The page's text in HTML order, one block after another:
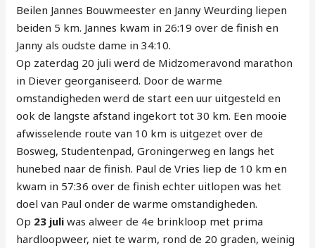
Beilen Jannes Bouwmeester en Janny Weurding liepen
beiden 5 km. Jannes kwam in 26:19 over de finish en
Janny als oudste dame in 34:10.
Op zaterdag 20 juli werd de Midzomeravond marathon
in Diever georganiseerd. Door de warme
omstandigheden werd de start een uur uitgesteld en
ook de langste afstand ingekort tot 30 km. Een mooie
afwisselende route van 10 km is uitgezet over de
Bosweg, Studentenpad, Groningerweg en langs het
hunebed naar de finish. Paul de Vries liep de 10 km en
kwam in 57:36 over de finish echter uitlopen was het
doel van Paul onder de warme omstandigheden.
Op 23 juli was alweer de 4e brinkloop met prima
hardloopweer, niet te warm, rond de 20 graden, weinig